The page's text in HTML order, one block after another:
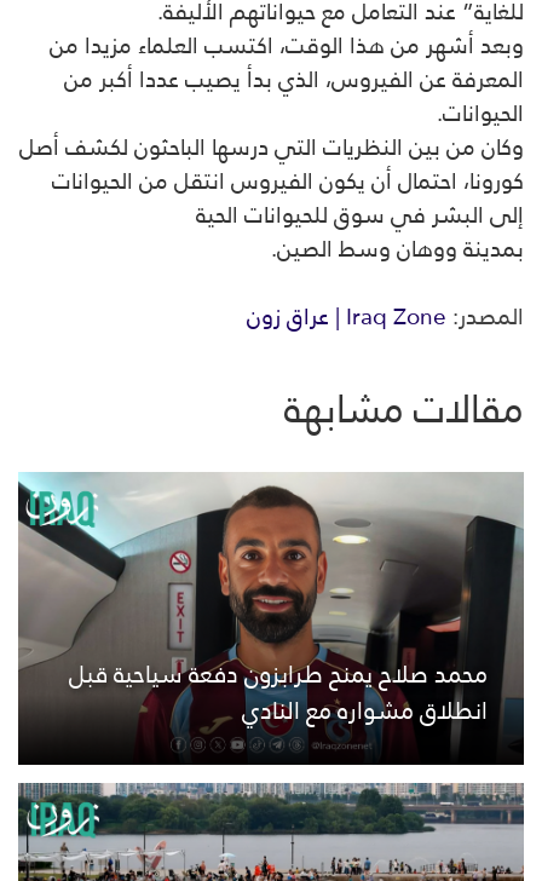
للغاية” عند التعامل مع حيواناتهم الأليفة.
وبعد أشهر من هذا الوقت، اكتسب العلماء مزيدا من
المعرفة عن الفيروس، الذي بدأ يصيب عددا أكبر من
الحيوانات.
وكان من بين النظريات التي درسها الباحثون لكشف أصل
كورونا، احتمال أن يكون الفيروس انتقل من الحيوانات
إلى البشر في سوق للحيوانات الحية
بمدينة ووهان وسط الصين.
المصدر:Iraq Zone | عراق زون
مقالات مشابهة
محمد صلاح يمنح طرابزون دفعة سياحية قبل
انطلاق مشواره مع النادي